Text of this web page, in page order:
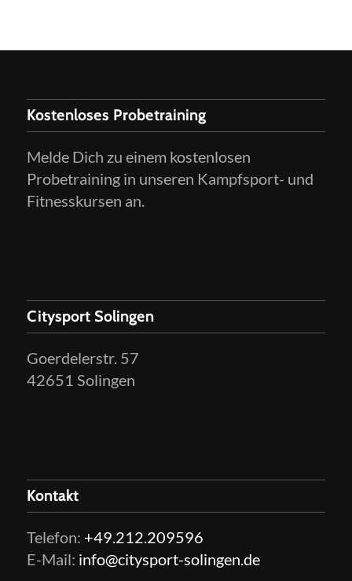
Kostenloses Probetraining
Melde Dich zu einem kostenlosen
Probetraining in unseren Kampfsport- und
Fitnesskursen an.
Citysport Solingen
Goerdelerstr. 57
42651 Solingen
Kontakt
Telefon: +49.212.209596
E-Mail: info@citysport-solingen.de